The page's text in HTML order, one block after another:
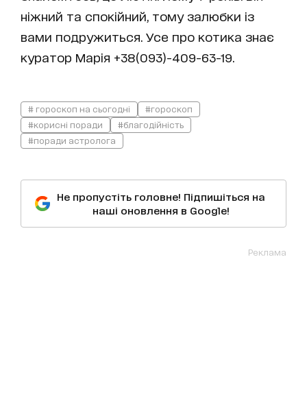
ніжний та спокійний, тому залюбки із
вами подружиться. Усе про котика знає
куратор Марія +38(093)-409-63-19.
# гороскоп на сьогодні
#гороскоп
#корисні поради
#благодійність
#поради астролога
Не пропустіть головне! Підпишіться на
наші оновлення в Google!
Реклама